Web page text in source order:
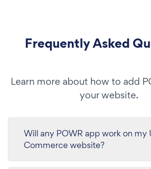
Frequently Asked
Learn more about how to add
your website.
Will any POWR app work on my
Commerce website?